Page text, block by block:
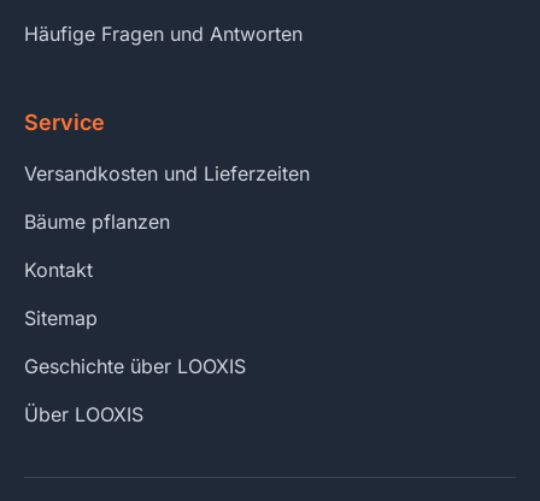
Häufige Fragen und Antworten
Service
Versandkosten und Lieferzeiten
Bäume pflanzen
Kontakt
Sitemap
Geschichte über LOOXIS
Über LOOXIS